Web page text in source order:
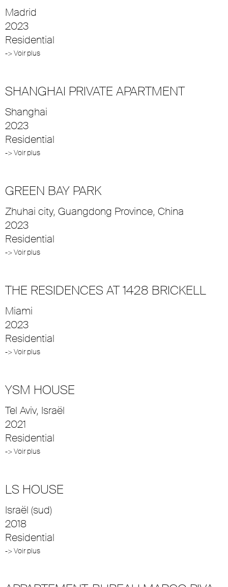
Madrid
2023
Residential
-> Voir plus
SHANGHAI PRIVATE APARTMENT
Shanghai
2023
Residential
-> Voir plus
GREEN BAY PARK
Zhuhai city, Guangdong Province, China
2023
Residential
-> Voir plus
THE RESIDENCES AT 1428 BRICKELL
Miami
2023
Residential
-> Voir plus
YSM HOUSE
Tel Aviv, Israël
2021
Residential
-> Voir plus
LS HOUSE
Israël (sud)
2018
Residential
-> Voir plus